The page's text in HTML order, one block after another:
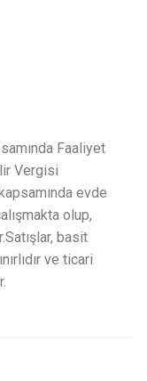
Faaliyet
Vergisi
evde
olup,
basit
ve ticari